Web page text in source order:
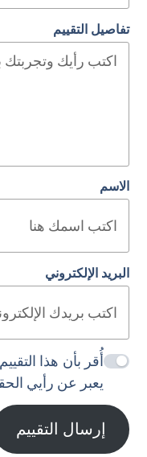
تفاصيل التقييم
الاسم
البريد الإلكتروني
أُقر بأن هذا
يعبر عن رأيي
إرسال التقييم